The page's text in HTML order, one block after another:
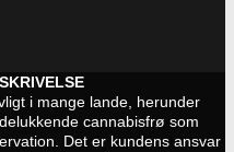
i mange lande, herunder
cannabisfrø som
Det er kundens ansvar